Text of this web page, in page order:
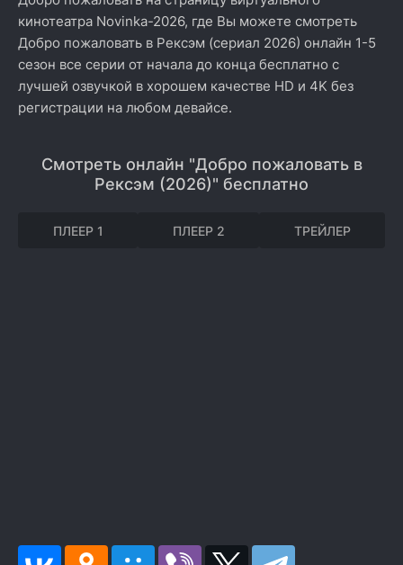
кинотеатра Novinka-2026, где Вы можете смотреть
Добро пожаловать в Рексэм (сериал 2026) онлайн 1-5
сезон все серии от начала до конца бесплатно с
лучшей озвучкой в хорошем качестве HD и 4K без
регистрации на любом девайсе.
Смотреть онлайн "Добро пожаловать в
Рексэм (2026)" бесплатно
ПЛЕЕР 1 ПЛЕЕР 2 ТРЕЙЛЕР